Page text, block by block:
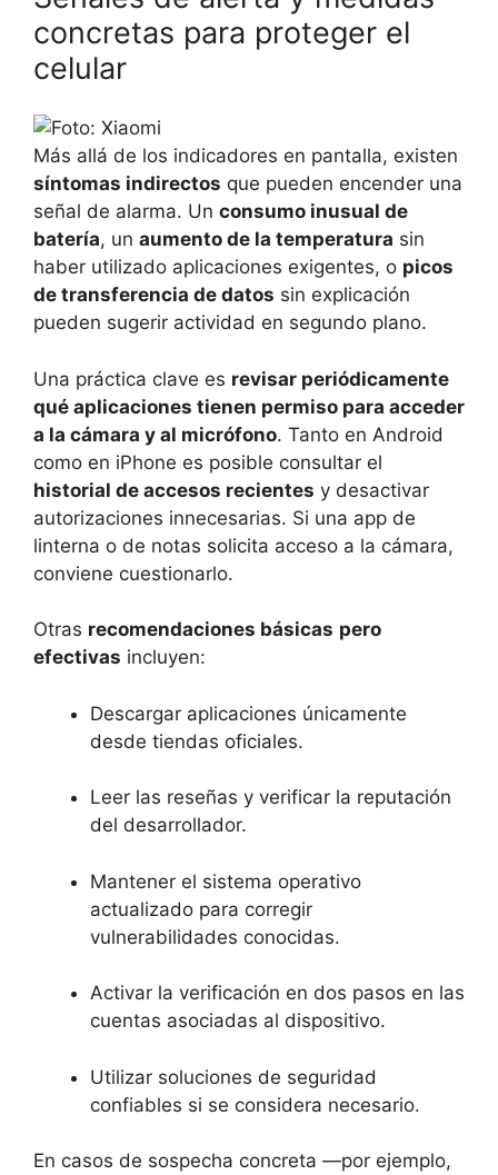
concretas para proteger el
celular
Más allá de los indicadores en pantalla, existen
síntomas indirectos que pueden encender una
señal de alarma. Un consumo inusual de
batería, un aumento de la temperatura sin
haber utilizado aplicaciones exigentes, o picos
de transferencia de datos sin explicación
pueden sugerir actividad en segundo plano.
Una práctica clave es revisar periódicamente
qué aplicaciones tienen permiso para acceder
a la cámara y al micrófono. Tanto en Android
como en iPhone es posible consultar el
historial de accesos recientes y desactivar
autorizaciones innecesarias. Si una app de
linterna o de notas solicita acceso a la cámara,
conviene cuestionarlo.
Otras recomendaciones básicas pero
efectivas incluyen:
Descargar aplicaciones únicamente
desde tiendas oficiales.
Leer las reseñas y verificar la reputación
del desarrollador.
Mantener el sistema operativo
actualizado para corregir
vulnerabilidades conocidas.
Activar la verificación en dos pasos en las
cuentas asociadas al dispositivo.
Utilizar soluciones de seguridad
confiables si se considera necesario.
En casos de sospecha concreta —por ejemplo,